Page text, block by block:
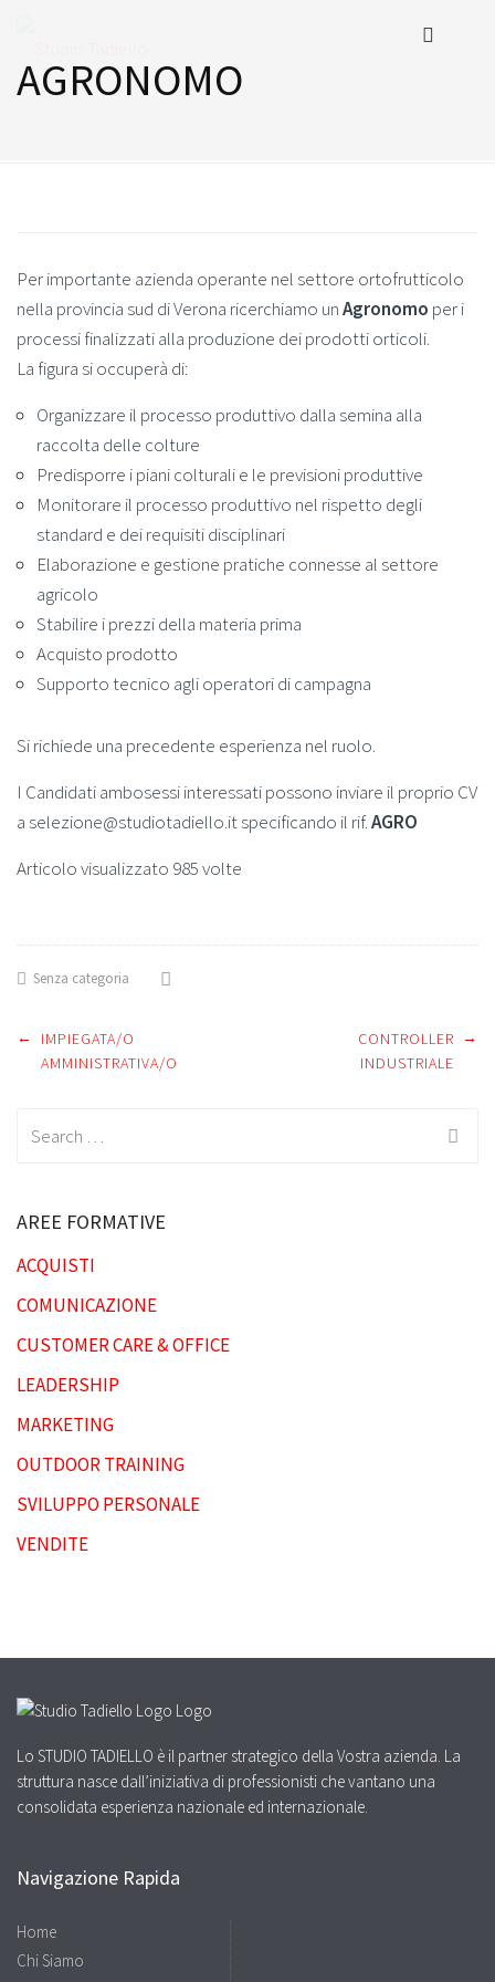
AGRONOMO
Per importante azienda operante nel settore ortofrutticolo
nella provincia sud di Verona ricerchiamo unAgronomo per i
processi finalizzati alla produzione dei prodotti orticoli.
La figura si occuperà di:
Organizzare il processo produttivo dalla semina alla
raccolta delle colture
Predisporre i piani colturali e le previsioni produttive
Monitorare il processo produttivo nel rispetto degli
standard e dei requisiti disciplinari
Elaborazione e gestione pratiche connesse al settore
agricolo
Stabilire i prezzi della materia prima
Acquisto prodotto
Supporto tecnico agli operatori di campagna
Si richiede una precedente esperienza nel ruolo.
I Candidati ambosessi interessati possono inviare il proprio CV
a selezione@studiotadiello.it specificando il rif.AGRO
Articolo visualizzato 985 volte
Senza categoria
Post
navigation
←
IMPIEGATA/O
AMMINISTRATIVA/O
CONTROLLER
INDUSTRIALE
→
AREE FORMATIVE
ACQUISTI
COMUNICAZIONE
CUSTOMER CARE & OFFICE
LEADERSHIP
MARKETING
OUTDOOR TRAINING
SVILUPPO PERSONALE
VENDITE
Lo STUDIO TADIELLO è il partner strategico della Vostra azienda. La
struttura nasce dall’iniziativa di professionisti che vantano una
consolidata esperienza nazionale ed internazionale.
Navigazione Rapida
Home
Chi Siamo